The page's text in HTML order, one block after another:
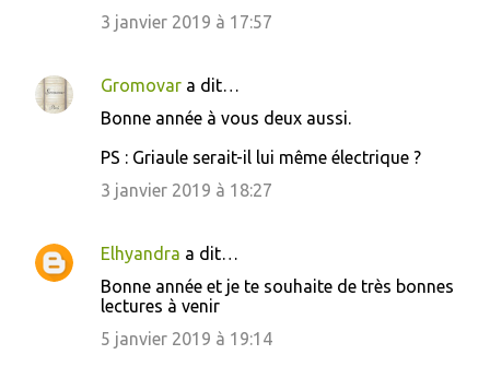
3 janvier 2019 à 17:57
Gromovar a dit…
Bonne année à vous deux aussi.
PS : Griaule serait-il lui même électrique ?
3 janvier 2019 à 18:27
Elhyandra a dit…
Bonne année et je te souhaite de très bonnes
lectures à venir
5 janvier 2019 à 19:14